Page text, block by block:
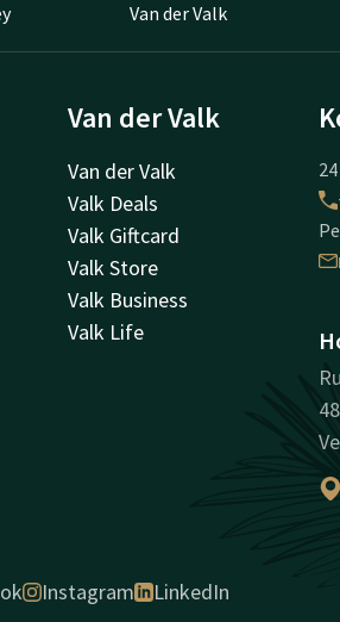
Van der Valk
Van der Valk
Van der Valk
Valk Deals
Valk Giftcard
Valk Store
Valk Business
Valk Life
Instagram LinkedIn